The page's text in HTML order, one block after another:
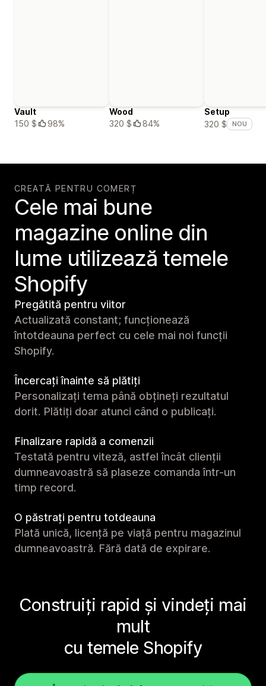
Vault
150 $
98%
Wood
320 $
84%
Setup
320 $
NOU
CREATĂ PENTRU COMERȚ
Cele mai bune
magazine online din
lume utilizează temele
Shopify
Pregătită pentru viitor
Actualizată constant; funcționează
întotdeauna perfect cu cele mai noi funcții
Shopify.
Încercați înainte să plătiți
Personalizați tema până obțineți rezultatul
dorit. Plătiți doar atunci când o publicați.
Finalizare rapidă a comenzii
Testată pentru viteză, astfel încât clienții
dumneavoastră să plaseze comanda într-un
timp record.
O păstrați pentru totdeauna
Plată unică, licență pe viață pentru magazinul
dumneavoastră. Fără dată de expirare.
Construiți rapid și vindeți mai
mult
cu temele Shopify